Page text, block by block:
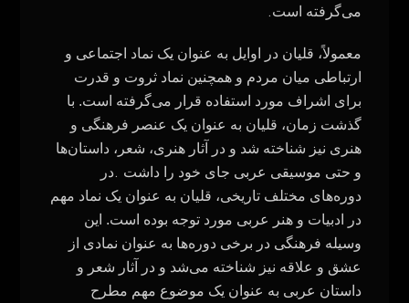
می‌گرفته است.
معمولاً، قلیان در اوایل به عنوان یک نماد اجتماعی و
ارتباطی میان مردم و همچنین نماد ثروت و قدرت
برای اشراف مورد استفاده قرار می‌گرفته است. با
گذشت زمان، قلیان به عنوان یک عنصر فرهنگی و
هنری نیز شناخته شد و در آثار هنری، شعر، داستان‌ها
و حتی موسیقی عربی جای خود را داشت .در
دوره‌های مختلف تاریخی، قلیان به عنوان یک نماد مهم
در ادبیات و هنر عربی مورد توجه بوده است. این
وسیله فرهنگی در برخی دوره‌ها به عنوان نمادی از
عشق و علاقه نیز شناخته می‌شد و در آثار شعر و
داستان عربی به عنوان یک موضوع مهم مطرح